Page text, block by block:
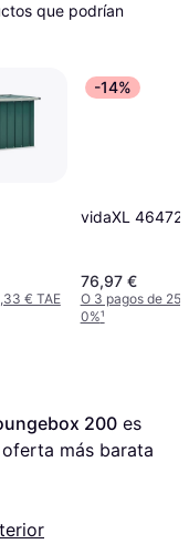
que podrían
€ TAE
-14%
vidaXL 46472
76,97 €
O 3 pagos de
0%¹
200
más barata